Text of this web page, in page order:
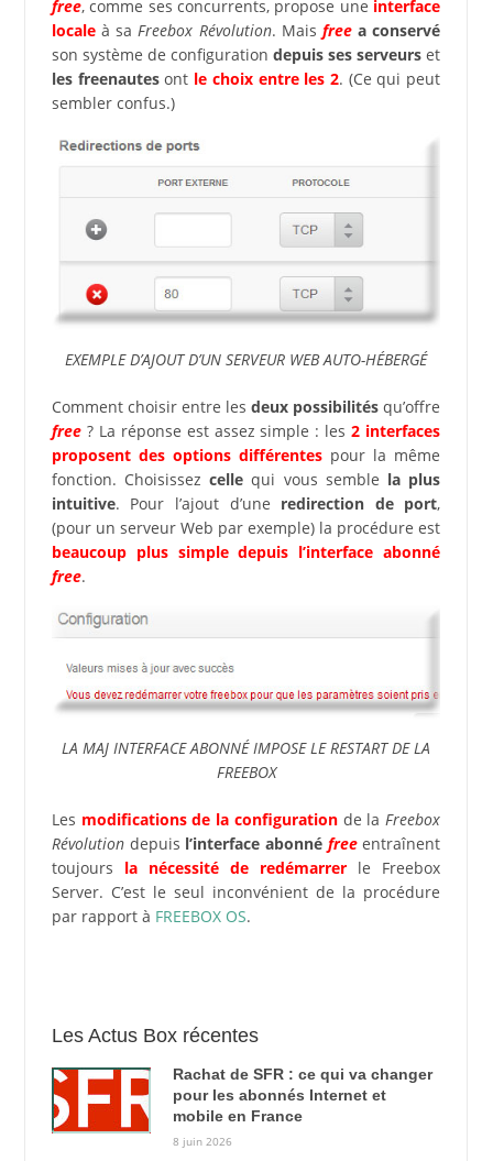
free, comme ses concurrents, propose une interface
localeà sa Freebox Révolution. Mais free a conservé
son système de configurationdepuis ses serveurs et
les freenautesont le choix entre les 2. (Ce qui peut
sembler confus.)
EXEMPLE D’AJOUT D’UN SERVEUR WEB AUTO-HÉBERGÉ
Comment choisir entre lesdeux possibilités qu’offre
free? La réponse est assez simple : les2 interfaces
proposent des options différentes pour la même
fonction. Choisissezcelle qui vous semble la plus
intuitive. Pour l’ajout d’une redirection de port,
(pour un serveur Web par exemple) la procédure est
beaucoup plus simple depuis l’interface abonné
free.
LA MAJ INTERFACE ABONNÉ IMPOSE LE RESTART DE LA
FREEBOX
Les modifications de la configurationde la Freebox
Révolutiondepuis l’interface abonné freeentraînent
toujours la nécessité de redémarrer le Freebox
Server. C’est le seul inconvénient de la procédure
par rapport à FREEBOX OS.
Les Actus Box récentes
Rachat de SFR : ce qui va changer
pour les abonnés Internet et
mobile en France
8 juin 2026